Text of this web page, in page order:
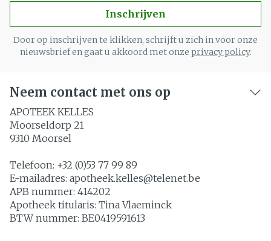
Inschrijven
Door op inschrijven te klikken, schrijft u zich in voor onze
nieuwsbrief en gaat u akkoord met onze privacy policy.
Neem contact met ons op
APOTEEK KELLES
Moorseldorp 21
9310 Moorsel
Telefoon: +32 (0)53 77 99 89
E-mailadres: apotheek.kelles@telenet.be
APB nummer: 414202
Apotheek titularis: Tina Vlaeminck
BTW nummer: BE0419591613